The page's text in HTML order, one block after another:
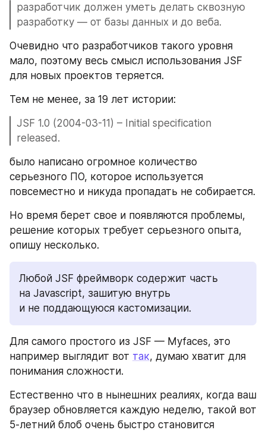
разработчик должен уметь делать сквозную
разработку — от базы данных и до веба.
Очевидно что разработчиков такого уровня
мало, поэтому весь смысл использования JSF
для новых проектов теряется.
Тем не менее, за 19 лет истории:
JSF 1.0 (2004-03-11) – Initial specification
released.
было написано огромное количество
серьезного ПО, которое используется
повсеместно и никуда пропадать не собирается.
Но время берет свое и появляются проблемы,
решение которых требует серьезного опыта,
опишу несколько.
Любой JSF фреймворк содержит часть
на Javascript, зашитую внутрь
и не поддающуюся кастомизации.
Для самого простого из JSF — Myfaces, это
например выглядит вот так, думаю хватит для
понимания сложности.
Естественно что в нынешних реалиях, когда ваш
браузер обновляется каждую неделю, такой вот
5-летний блоб очень быстро становится